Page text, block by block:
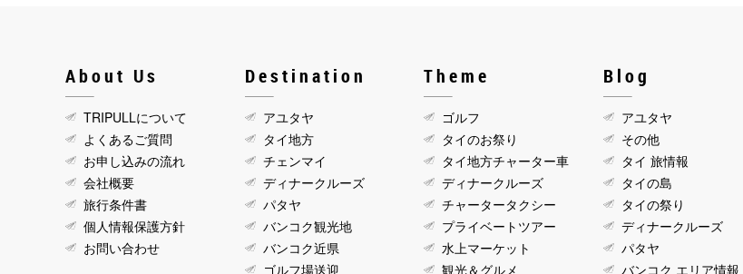
About Us
TRIPULLについて
よくあるご質問
お申し込みの流れ
会社概要
旅行条件書
個人情報保護方針
お問い合わせ
Destination
アユタヤ
タイ地方
チェンマイ
ディナークルーズ
パタヤ
バンコク観光地
バンコク近県
ゴルフ場送迎
Theme
ゴルフ
タイのお祭り
タイ地方チャーター車
ディナークルーズ
チャータータクシー
プライベートツアー
水上マーケット
観光＆グルメ
Blog
アユタヤ
その他
タイ 旅情報
タイの島
タイの祭り
ディナークルーズ
パタヤ
バンコク エリア情報